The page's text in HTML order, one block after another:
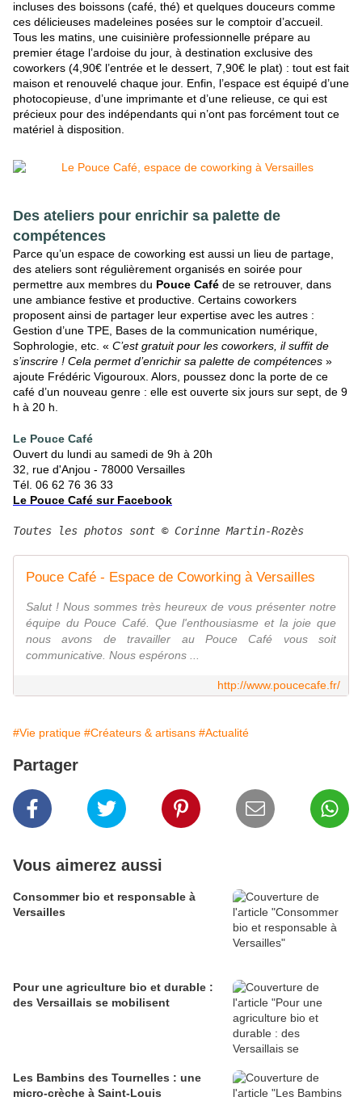
incluses des boissons (café, thé) et quelques douceurs comme
ces délicieuses madeleines posées sur le comptoir d’accueil.
Tous les matins, une cuisinière professionnelle prépare au
premier étage l’ardoise du jour, à destination exclusive des
coworkers (4,90€ l’entrée et le dessert, 7,90€ le plat) : tout est fait
maison et renouvelé chaque jour. Enfin, l’espace est équipé d’une
photocopieuse, d’une imprimante et d’une relieuse, ce qui est
précieux pour des indépendants qui n’ont pas forcément tout ce
matériel à disposition.
Des ateliers pour enrichir sa palette de
compétences
Parce qu’un espace de coworking est aussi un lieu de partage,
des ateliers sont régulièrement organisés en soirée pour
permettre aux membres du Pouce Café de se retrouver, dans
une ambiance festive et productive. Certains coworkers
proposent ainsi de partager leur expertise avec les autres :
Gestion d’une TPE, Bases de la communication numérique,
Sophrologie, etc. « C’est gratuit pour les coworkers, il suffit de
s’inscrire ! Cela permet d’enrichir sa palette de compétences »
ajoute Frédéric Vigouroux. Alors, poussez donc la porte de ce
café d’un nouveau genre : elle est ouverte six jours sur sept, de 9
h à 20 h.
Le Pouce Café
Ouvert du lundi au samedi de 9h à 20h
32, rue d'Anjou - 78000 Versailles
Tél. 06 62 76 36 33
Le Pouce Café sur Facebook
Toutes les photos sont © Corinne Martin-Rozès
Pouce Café - Espace de Coworking à Versailles
Salut ! Nous sommes très heureux de vous présenter notre
équipe du Pouce Café. Que l'enthousiasme et la joie que
nous avons de travailler au Pouce Café vous soit
communicative. Nous espérons ...
http://www.poucecafe.fr/
#Vie pratique #Créateurs & artisans #Actualité
Partager
Vous aimerez aussi
Consommer bio et responsable à
Versailles
Pour une agriculture bio et durable :
des Versaillais se mobilisent
Les Bambins des Tournelles : une
micro-crèche à Saint-Louis